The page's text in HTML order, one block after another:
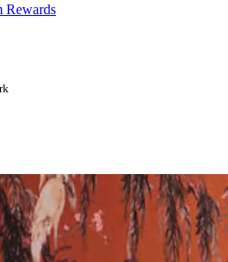
Rewards